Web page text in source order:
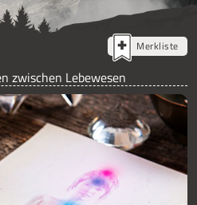
Merkliste
zwischen Lebewesen